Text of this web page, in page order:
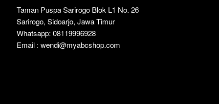
Taman Puspa Sarirogo Blok L1 No. 26
Sarirogo, Sidoarjo, Jawa Timur
Whatsapp: 08119996928
Email : wendi@myabcshop.com